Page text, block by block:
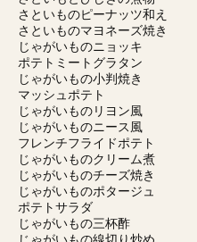
さといものピーナッツ和え
さといものマヨネーズ焼き
じゃがいものニョッキ
ポテトミートグラタン
じゃがいもの小判焼き
マッシュポテト
じゃがいものリヨン風
じゃがいものニース風
フレンチフライドポテト
じゃがいものクリーム煮
じゃがいものチーズ焼き
じゃがいものポタージュ
ポテトサラダ
じゃがいもの三杯酢